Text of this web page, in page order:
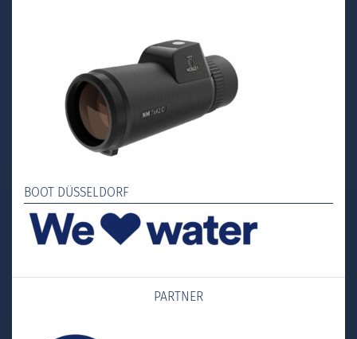
BOOT DÜSSELDORF
PARTNER